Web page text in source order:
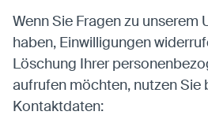
Wenn Sie Fragen zu unserem
haben, Einwilligungen
Löschung Ihrer
aufrufen möchten, nutzen
Kontaktdaten: